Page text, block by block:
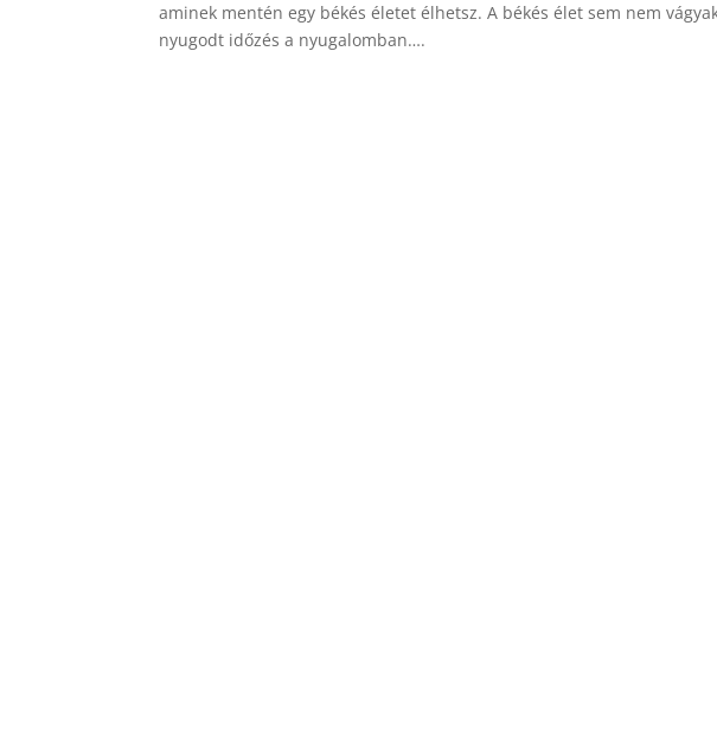
aminek mentén egy békés életet élhetsz. A békés élet sem nem
nyugodt időzés a nyugalomban….